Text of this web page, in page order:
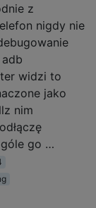
z
nigdy nie
widzi to
jako
nim
go …